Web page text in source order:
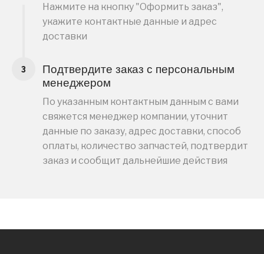
Нажмите на кнопку "Оформить заказ",
укажите контактные данные и адрес
доставки
Подтвердите заказ с персональным
менеджером
По указанным контактным данным с вами
свяжется менеджер компании, уточнит
данные по заказу, адрес доставки, способ
оплаты, количество запчастей, подтвердит
заказ и сообщит дальнейшие действия